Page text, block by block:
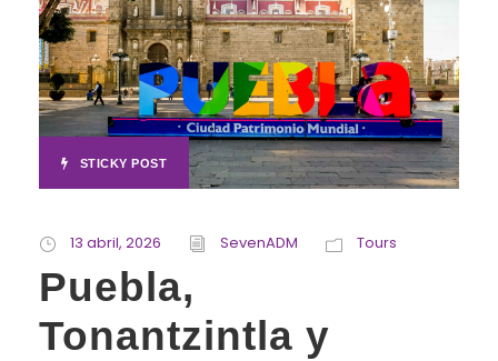
STICKY POST
13 abril, 2026 SevenADM Tours
Puebla,
Tonantzintla y